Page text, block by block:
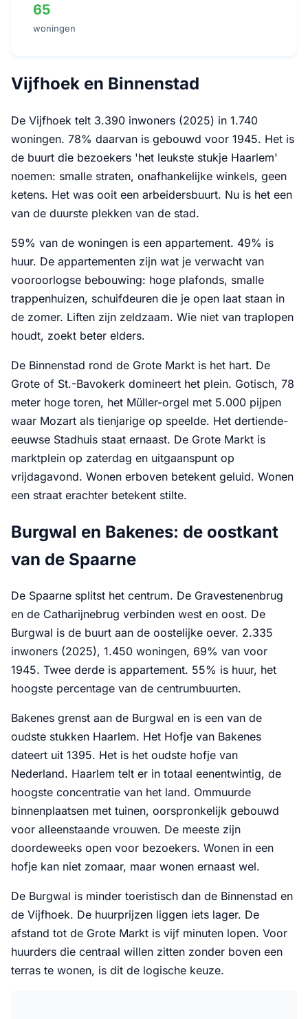
65
woningen
Vijfhoek en Binnenstad
De Vijfhoek telt 3.390 inwoners (2025) in 1.740
woningen. 78% daarvan is gebouwd voor 1945. Het is
de buurt die bezoekers 'het leukste stukje Haarlem'
noemen: smalle straten, onafhankelijke winkels, geen
ketens. Het was ooit een arbeidersbuurt. Nu is het een
van de duurste plekken van de stad.
59% van de woningen is een appartement. 49% is
huur. De appartementen zijn wat je verwacht van
vooroorlogse bebouwing: hoge plafonds, smalle
trappenhuizen, schuifdeuren die je open laat staan in
de zomer. Liften zijn zeldzaam. Wie niet van traplopen
houdt, zoekt beter elders.
De Binnenstad rond de Grote Markt is het hart. De
Grote of St.-Bavokerk domineert het plein. Gotisch, 78
meter hoge toren, het Müller-orgel met 5.000 pijpen
waar Mozart als tienjarige op speelde. Het dertiende-
eeuwse Stadhuis staat ernaast. De Grote Markt is
marktplein op zaterdag en uitgaanspunt op
vrijdagavond. Wonen erboven betekent geluid. Wonen
een straat erachter betekent stilte.
Burgwal en Bakenes: de oostkant
van de Spaarne
De Spaarne splitst het centrum. De Gravestenenbrug
en de Catharijnebrug verbinden west en oost. De
Burgwal is de buurt aan de oostelijke oever. 2.335
inwoners (2025), 1.450 woningen, 69% van voor
1945. Twee derde is appartement. 55% is huur, het
hoogste percentage van de centrumbuurten.
Bakenes grenst aan de Burgwal en is een van de
oudste stukken Haarlem. Het Hofje van Bakenes
dateert uit 1395. Het is het oudste hofje van
Nederland. Haarlem telt er in totaal eenentwintig, de
hoogste concentratie van het land. Ommuurde
binnenplaatsen met tuinen, oorspronkelijk gebouwd
voor alleenstaande vrouwen. De meeste zijn
doordeweeks open voor bezoekers. Wonen in een
hofje kan niet zomaar, maar wonen ernaast wel.
De Burgwal is minder toeristisch dan de Binnenstad en
de Vijfhoek. De huurprijzen liggen iets lager. De
afstand tot de Grote Markt is vijf minuten lopen. Voor
huurders die centraal willen zitten zonder boven een
terras te wonen, is dit de logische keuze.